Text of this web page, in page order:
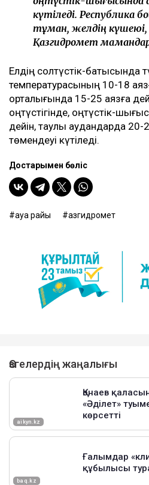
күтіледі. Республика
тұман, желдің күшеюі,
Қазгидромет
Елдің солтүстік-батысында
температурасының 10-18
орталығында 15-25 аязға
оңтүстігінде, оңтүстік-
дейін, таулы аудандарда 20-
төмендеуі күтіледі.
Достарыңмен бөліс
ауа райы Қазгидромет